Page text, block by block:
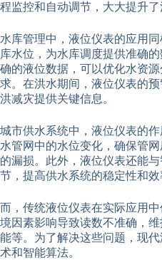
程监控和自动调节，大大提升
水库管理中，液位仪表的应用
库水位，为水库调度提供准确
确的液位数据，可以优化水资
求。在洪水期间，液位仪表的
洪减灾提供关键信息。
城市供水系统中，液位仪表的
水管网中的水位变化，确保管
的漏损。此外，液位仪表还能
节，提高供水系统的稳定性和效
而，传统液位仪表在实际应用
境因素影响导致读数不准确，
能等。为了解决这些问题，现
术和智能算法。